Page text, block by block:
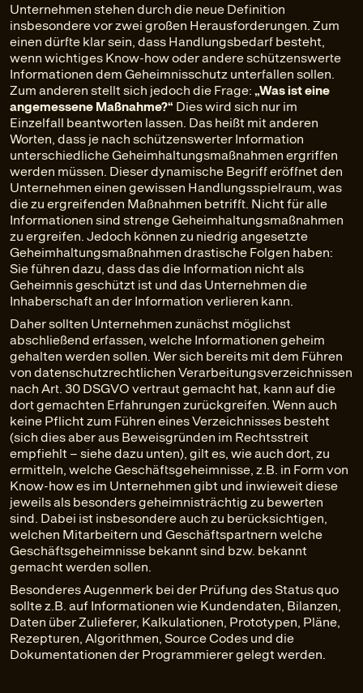
Unternehmen stehen durch die neue Definition
insbesondere vor zwei großen Herausforderungen. Zum
einen dürfte klar sein, dass Handlungsbedarf besteht,
wenn wichtiges Know-how oder andere schützenswerte
Informationen dem Geheimnisschutz unterfallen sollen.
Zum anderen stellt sich jedoch die Frage: „Was ist eine
angemessene Maßnahme?“ Dies wird sich nur im
Einzelfall beantworten lassen. Das heißt mit anderen
Worten, dass je nach schützenswerter Information
unterschiedliche Geheimhaltungsmaßnahmen ergriffen
werden müssen. Dieser dynamische Begriff eröffnet den
Unternehmen einen gewissen Handlungsspielraum, was
die zu ergreifenden Maßnahmen betrifft. Nicht für alle
Informationen sind strenge Geheimhaltungsmaßnahmen
zu ergreifen. Jedoch können zu niedrig angesetzte
Geheimhaltungsmaßnahmen drastische Folgen haben:
Sie führen dazu, dass das die Information nicht als
Geheimnis geschützt ist und das Unternehmen die
Inhaberschaft an der Information verlieren kann.
Daher sollten Unternehmen zunächst möglichst
abschließend erfassen, welche Informationen geheim
gehalten werden sollen. Wer sich bereits mit dem Führen
von datenschutzrechtlichen Verarbeitungsverzeichnissen
nach Art. 30 DSGVO vertraut gemacht hat, kann auf die
dort gemachten Erfahrungen zurückgreifen. Wenn auch
keine Pflicht zum Führen eines Verzeichnisses besteht
(sich dies aber aus Beweisgründen im Rechtsstreit
empfiehlt – siehe dazu unten), gilt es, wie auch dort, zu
ermitteln, welche Geschäftsgeheimnisse, z.B. in Form von
Know-how es im Unternehmen gibt und inwieweit diese
jeweils als besonders geheimnisträchtig zu bewerten
sind. Dabei ist insbesondere auch zu berücksichtigen,
welchen Mitarbeitern und Geschäftspartnern welche
Geschäftsgeheimnisse bekannt sind bzw. bekannt
gemacht werden sollen.
Besonderes Augenmerk bei der Prüfung des Status quo
sollte z.B. auf Informationen wie Kundendaten, Bilanzen,
Daten über Zulieferer, Kalkulationen, Prototypen, Pläne,
Rezepturen, Algorithmen, Source Codes und die
Dokumentationen der Programmierer gelegt werden.